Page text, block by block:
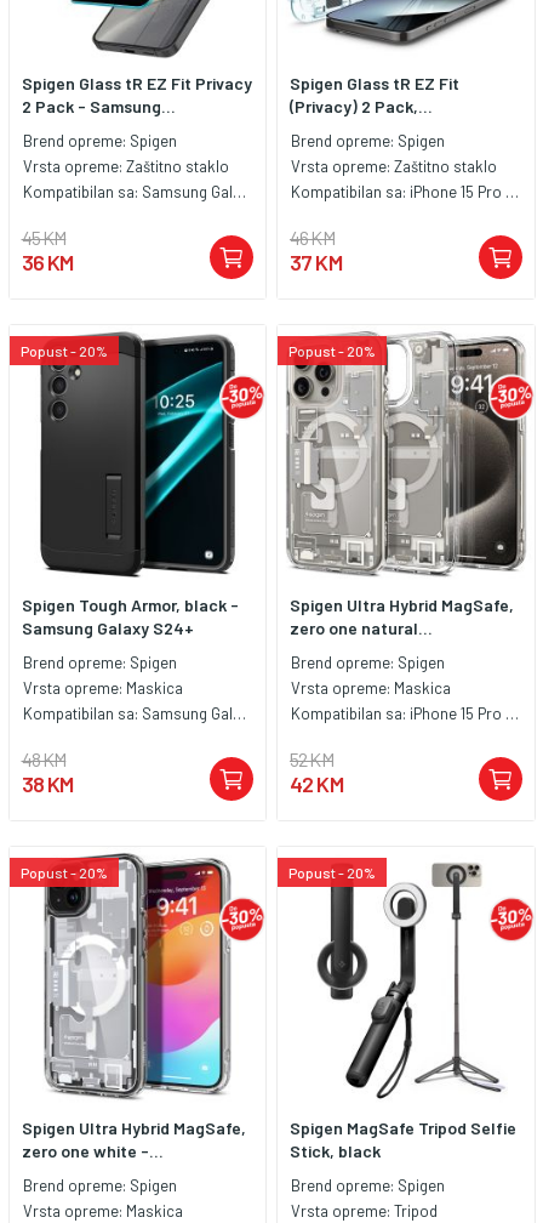
Spigen Glass tR EZ Fit Privacy
2 Pack - Samsung...
Brend opreme: Spigen
Vrsta opreme: Zaštitno staklo
Kompatibilan sa: Samsung Galaxy S24+
45 KM
36 KM
Spigen Glass tR EZ Fit
(Privacy) 2 Pack,...
Brend opreme: Spigen
Vrsta opreme: Zaštitno staklo
Kompatibilan sa: iPhone 15 Pro Max
46 KM
37 KM
Popust - 20%
Spigen Tough Armor, black -
Samsung Galaxy S24+
Brend opreme: Spigen
Vrsta opreme: Maskica
Kompatibilan sa: Samsung Galaxy S24+
48 KM
38 KM
Popust - 20%
Spigen Ultra Hybrid MagSafe,
zero one natural...
Brend opreme: Spigen
Vrsta opreme: Maskica
Kompatibilan sa: iPhone 15 Pro Max
52 KM
42 KM
Popust - 20%
Spigen Ultra Hybrid MagSafe,
zero one white -...
Brend opreme: Spigen
Vrsta opreme: Maskica
Popust - 20%
Spigen MagSafe Tripod Selfie
Stick, black
Brend opreme: Spigen
Vrsta opreme: Tripod